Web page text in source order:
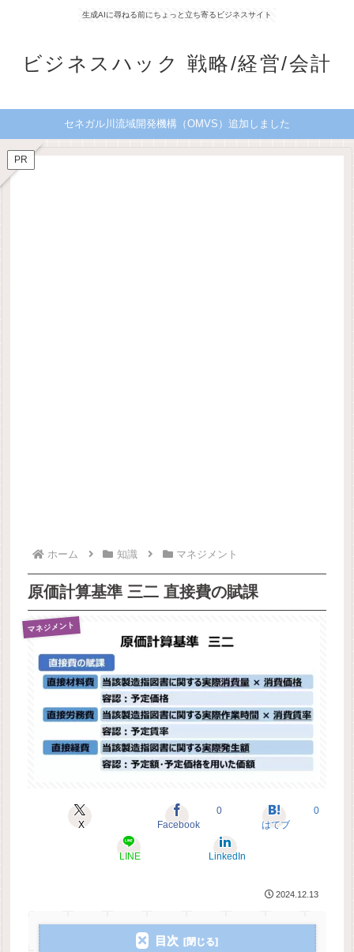
生成AIに尋ねる前にちょっと立ち寄るビジネスサイト
ビジネスハック 戦略/経営/会計
セネガル川流域開発機構（OMVS）追加しました
PR
ホーム 知識 マネジメント
原価計算基準 三二 直接費の賦課
マネジメント
X Facebook
0
はてブ
0
LINE LinkedIn
2024.12.13
目次